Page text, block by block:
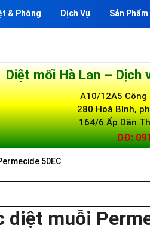
& Phòng Dịch Vụ Sản Phẩm
Diệt mối Hà Lan – Dịch
A10/12A5 Công
280 Hoà Bình,
164/6 Ấp Dân
DĐ:
50EC
diệt muỗi